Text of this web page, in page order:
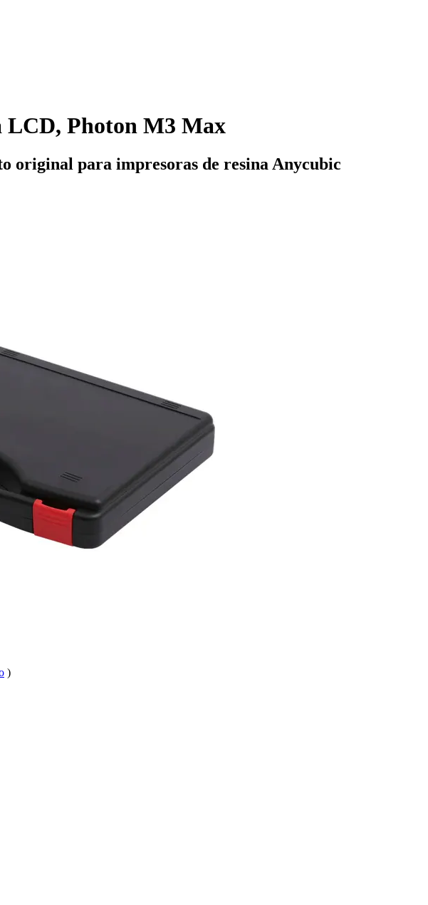
LCD, Photon M3 Max
original para impresoras de resina Anycubic
)